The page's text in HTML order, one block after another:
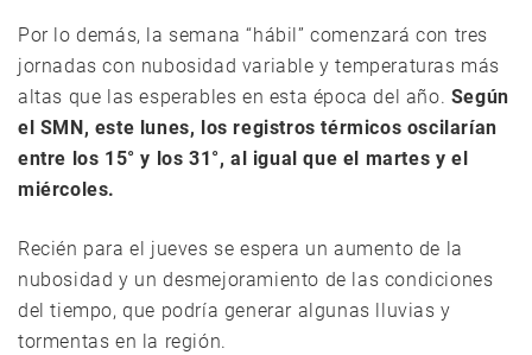
Por lo demás, la semana “hábil” comenzará con tres
jornadas con nubosidad variable y temperaturas más
altas que las esperables en esta época del año. Según
el SMN, este lunes, los registros térmicos oscilarían
entre los 15° y los 31°, al igual que el martes y el
miércoles.
Recién para el jueves se espera un aumento de la
nubosidad y un desmejoramiento de las condiciones
del tiempo, que podría generar algunas lluvias y
tormentas en la región.